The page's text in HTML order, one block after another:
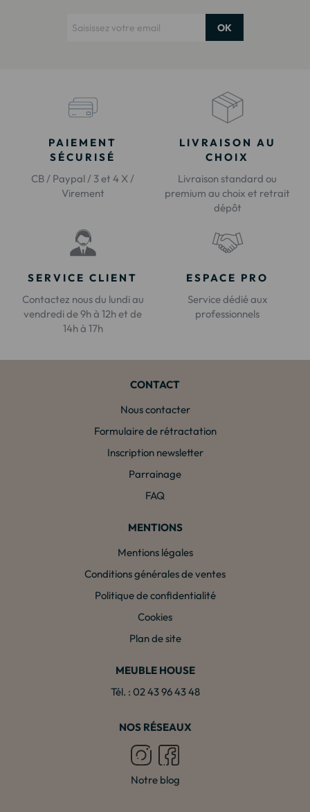
OK
PAIEMENT
SÉCURISÉ
CB / Paypal / 3 et 4 X /
Virement
LIVRAISON AU
CHOIX
Livraison standard ou
premium au choix et retrait
dépôt
SERVICE CLIENT
Contactez nous du lundi au
vendredi de 9h à 12h et de
14h à 17h
ESPACE PRO
Service dédié aux
professionnels
CONTACT
Nous contacter
Formulaire de rétractation
Inscription newsletter
Parrainage
FAQ
MENTIONS
Mentions légales
Conditions générales de ventes
Politique de confidentialité
Cookies
Plan de site
MEUBLE HOUSE
Tél. : 02 43 96 43 48
NOS RÉSEAUX
Notre blog